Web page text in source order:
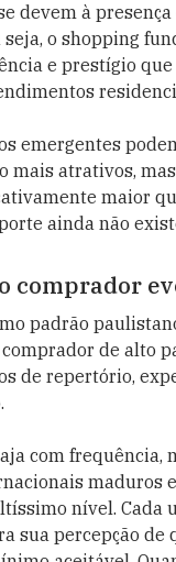
devem à
o shopping
e prestígio
emergentes
mais atrativos,
maior
ainda não
comprador
padrão
de alto
de repertório,
com frequência,
maduros
nível. Cada
sua percepção de